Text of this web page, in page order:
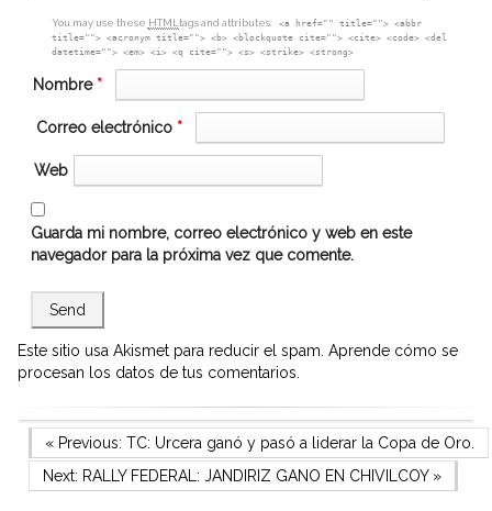
You may use these HTML tags and attributes:
<a href="" title=""> <abbr
title=""> <acronym title=""> <b> <blockquote cite=""> <cite> <code> <del
datetime=""> <em> <i> <q cite=""> <s> <strike> <strong>
Nombre *
Correo electrónico *
Web
Guarda mi nombre, correo electrónico y web en este
navegador para la próxima vez que comente.
Este sitio usa Akismet para reducir el spam. Aprende cómo se
procesan los datos de tus comentarios.
Navegación
de
Previous Post
« Previous: TC: Urcera ganó y pasó a liderar la Copa de Oro.
Next Post
Next: RALLY FEDERAL: JANDIRIZ GANO EN CHIVILCOY»